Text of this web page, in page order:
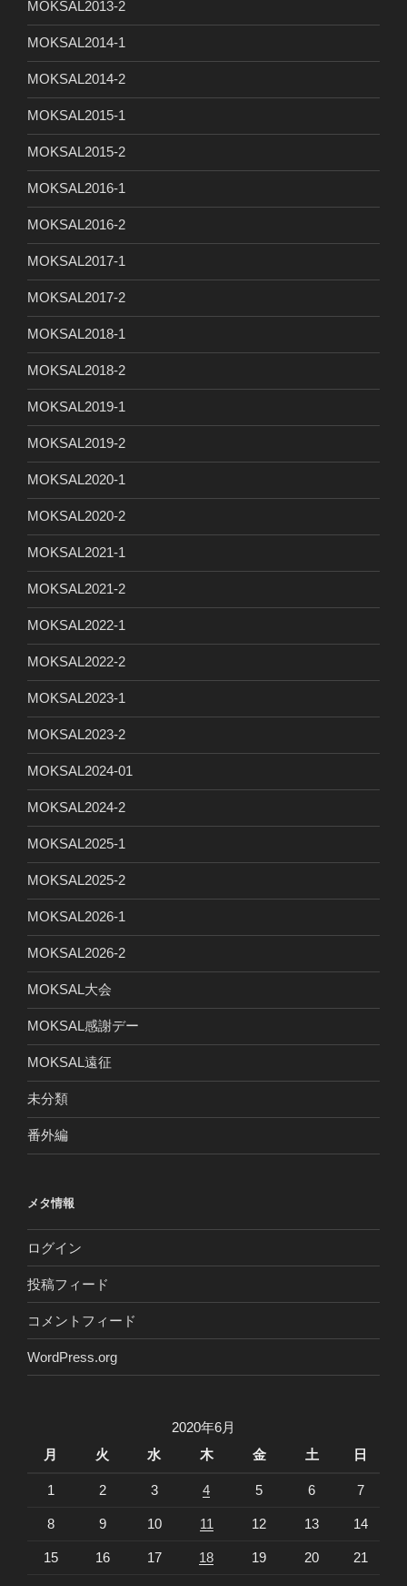
MOKSAL2013-2
MOKSAL2014-1
MOKSAL2014-2
MOKSAL2015-1
MOKSAL2015-2
MOKSAL2016-1
MOKSAL2016-2
MOKSAL2017-1
MOKSAL2017-2
MOKSAL2018-1
MOKSAL2018-2
MOKSAL2019-1
MOKSAL2019-2
MOKSAL2020-1
MOKSAL2020-2
MOKSAL2021-1
MOKSAL2021-2
MOKSAL2022-1
MOKSAL2022-2
MOKSAL2023-1
MOKSAL2023-2
MOKSAL2024-01
MOKSAL2024-2
MOKSAL2025-1
MOKSAL2025-2
MOKSAL2026-1
MOKSAL2026-2
MOKSAL大会
MOKSAL感謝デー
MOKSAL遠征
未分類
番外編
メタ情報
ログイン
投稿フィード
コメントフィード
WordPress.org
2020年6月
月
火 水 木 金 土 日
1 2 3 4 5 6 7
8 9 10 11 12 13 14
15 16 17 18 19 20 21